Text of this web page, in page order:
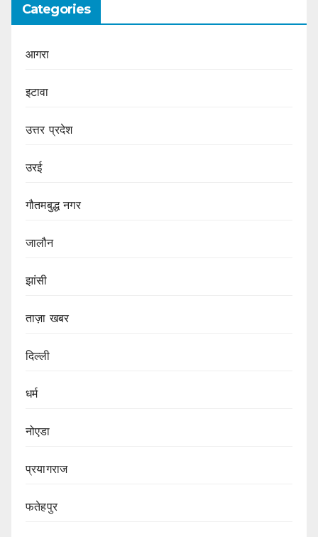
Categories
आगरा
इटावा
उत्तर प्रदेश
उरई
गौतमबुद्ध नगर
जालौन
झांसी
ताज़ा खबर
दिल्ली
धर्म
नोएडा
प्रयागराज
फतेहपुर